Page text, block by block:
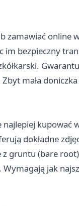
zamawiać online
im bezpieczny
mała doniczka
najlepiej kupować
dokładne
z gruntu (bare
jak